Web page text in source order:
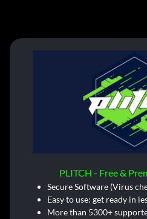
PLITCH - Free &
Secure Software (Virus
Easy to use: get ready in
More than 5300+